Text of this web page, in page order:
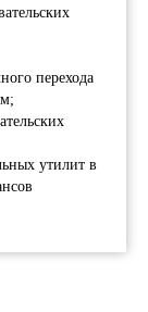
перехода
утилит в